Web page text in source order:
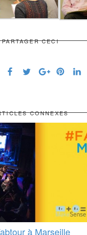
PARTAGER CECI
CONNEXES
à Marseille